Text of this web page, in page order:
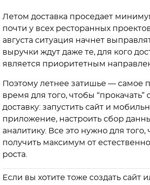
Летом доставка проседает
почти у всех ресторанных
августа ситуация начнет
выручки ждут даже те, для кого
является приоритетным
Поэтому летнее затишье — самое
время для того, чтобы “прокачать”
доставку: запустить сайт и
приложение, настроить сбор
аналитику. Все это нужно для того,
получить максимум от
роста.
Если вы хотите тоже создать сайт